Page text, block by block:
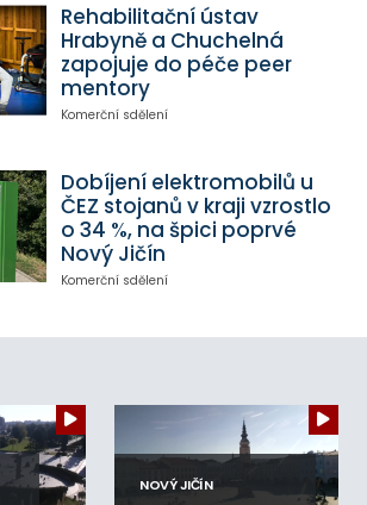
Rehabilitační ústav
Hrabyně a Chuchelná
zapojuje do péče peer
mentory
Komerční sdělení
Dobíjení elektromobilů u
ČEZ stojanů v kraji vzrostlo
o 34 %, na špici poprvé
Nový Jičín
Komerční sdělení
NOVÝ JIČÍN